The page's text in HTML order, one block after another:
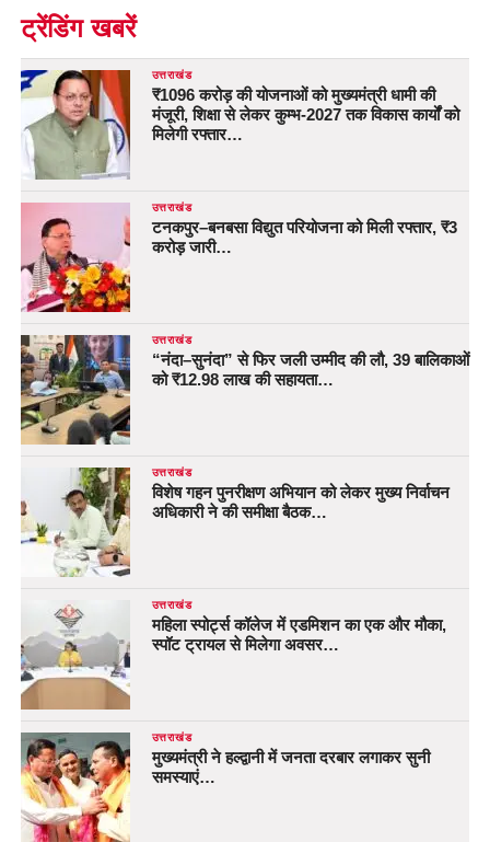
ट्रेंडिंग खबरें
उत्तराखंड
₹1096 करोड़ की योजनाओं को मुख्यमंत्री धामी की
मंजूरी, शिक्षा से लेकर कुम्भ-2027 तक विकास कार्यों को
मिलेगी रफ्तार…
उत्तराखंड
टनकपुर–बनबसा विद्युत परियोजना को मिली रफ्तार, ₹3
करोड़ जारी…
उत्तराखंड
“नंदा–सुनंदा” से फिर जली उम्मीद की लौ, 39 बालिकाओं
को ₹12.98 लाख की सहायता…
उत्तराखंड
विशेष गहन पुनरीक्षण अभियान को लेकर मुख्य निर्वाचन
अधिकारी ने की समीक्षा बैठक…
उत्तराखंड
महिला स्पोर्ट्स कॉलेज में एडमिशन का एक और मौका,
स्पॉट ट्रायल से मिलेगा अवसर…
उत्तराखंड
मुख्यमंत्री ने हल्द्वानी में जनता दरबार लगाकर सुनी
समस्याएं…